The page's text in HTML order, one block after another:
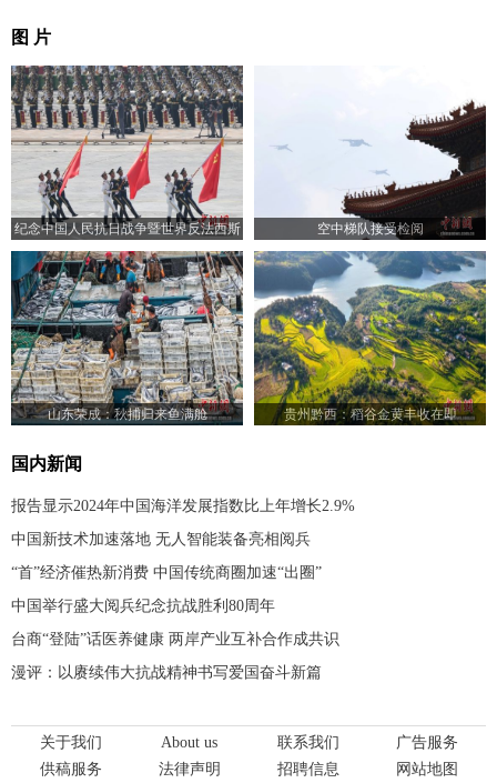
图 片
纪念中国人民抗日战争暨世界反法西斯
战争胜利80周年大会举行
空中梯队接受检阅
山东荣成：秋捕归来鱼满舱 贵州黔西：稻谷金黄丰收在即
国内新闻
报告显示2024年中国海洋发展指数比上年增长2.9%
中国新技术加速落地 无人智能装备亮相阅兵
“首”经济催热新消费 中国传统商圈加速“出圈”
中国举行盛大阅兵纪念抗战胜利80周年
台商“登陆”话医养健康 两岸产业互补合作成共识
漫评：以赓续伟大抗战精神书写爱国奋斗新篇
关于我们 About us 联系我们
广告服务
供稿服务
法律声明 招聘信息 网站地图